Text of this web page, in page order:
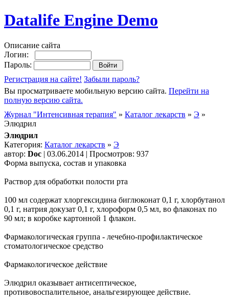
Datalife Engine Demo
Описание сайта
Логин:
Пароль:
Регистрация на сайте! Забыли пароль?
Вы просматриваете мобильную версию сайта. Перейти на
полную версию сайта.
Журнал "Интенсивная терапия" » Каталог лекарств » Э »
Элюдрил
Элюдрил
Категория: Каталог лекарств » Э
автор: Doc | 03.06.2014 | Просмотров: 937
Форма выпуска, состав и упаковка
Раствор для обработки полости рта
100 мл содержат хлоргексидина биглюконат 0,1 г, хлорбутанол
0,1 г, натрия докузат 0,1 г, хлороформ 0,5 мл, во флаконах по
90 мл; в коробке картонной 1 флакон.
Фармакологическая группа - лечебно-профилактическое
стоматологическое средство
Фармакологическое действие
Элюдрил оказывает антисептическое,
противовоспалительное, анальгезирующее действие.